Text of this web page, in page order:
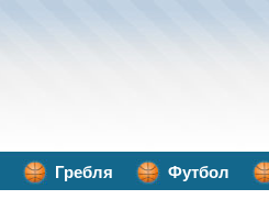
Гребля Футбол